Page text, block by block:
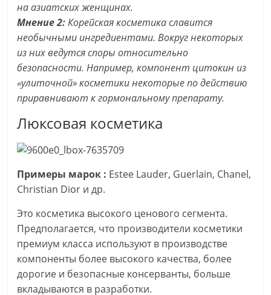
на азиатских женщинах.
Мнение 2: Корейская косметика славится
необычными ингредиентами. Вокруг некоторых
из них ведутся споры относительно
безопасности. Например, компонент цитокин из
«улиточной» косметики некоторые по действию
приравнивают к гормональному препарату.
Люксовая косметика
Примеры марок : Estee Lauder, Guerlain, Chanel,
Christian Dior и др.
Это косметика высокого ценового сегмента.
Предполагается, что производители косметики
премиум класса используют в производстве
компоненты более высокого качества, более
дорогие и безопасные консерванты, больше
вкладываются в разработки.